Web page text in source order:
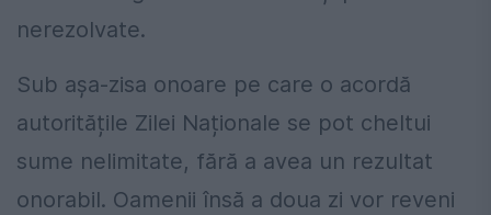
nerezolvate.
Sub așa-zisa onoare pe care o acordă
autoritățile Zilei Naționale se pot cheltui
sume nelimitate, fără a avea un rezultat
onorabil. Oamenii însă a doua zi vor reveni